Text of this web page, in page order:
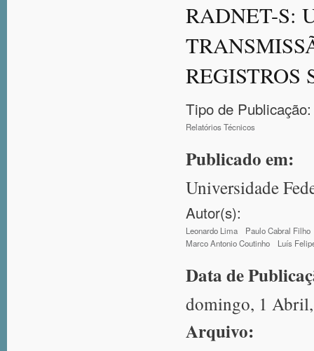
RADNET-S:
REGISTROS
Tipo de Publicação:
Relatórios Técnicos
Publicado em:
Universidade
Autor(s):
Leonardo Lima
Paulo Cabral Filho
Marco Antonio Coutinho
Luís
Data de
domingo, 1
Arquivo: